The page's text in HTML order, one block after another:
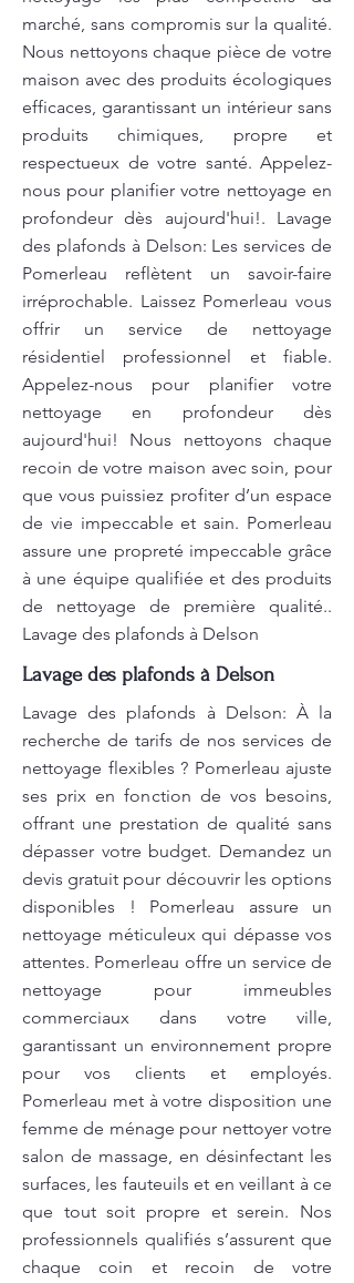
marché, sans compromis sur la qualité.
Nous nettoyons chaque pièce de votre
maison avec des produits écologiques
efficaces, garantissant un intérieur sans
produits chimiques, propre et
respectueux de votre santé. Appelez-
nous pour planifier votre nettoyage en
profondeur dès aujourd'hui!. Lavage
des plafonds à Delson: Les services de
Pomerleau reflètent un savoir-faire
irréprochable. Laissez Pomerleau vous
offrir un service de nettoyage
résidentiel professionnel et fiable.
Appelez-nous pour planifier votre
nettoyage en profondeur dès
aujourd'hui! Nous nettoyons chaque
recoin de votre maison avec soin, pour
que vous puissiez profiter d’un espace
de vie impeccable et sain. Pomerleau
assure une propreté impeccable grâce
à une équipe qualifiée et des produits
de nettoyage de première qualité..
Lavage des plafonds à Delson
Lavage des plafonds à Delson
Lavage des plafonds à Delson: À la
recherche de tarifs de nos services de
nettoyage flexibles ? Pomerleau ajuste
ses prix en fonction de vos besoins,
offrant une prestation de qualité sans
dépasser votre budget. Demandez un
devis gratuit pour découvrir les options
disponibles ! Pomerleau assure un
nettoyage méticuleux qui dépasse vos
attentes. Pomerleau offre un service de
nettoyage pour immeubles
commerciaux dans votre ville,
garantissant un environnement propre
pour vos clients et employés.
Pomerleau met à votre disposition une
femme de ménage pour nettoyer votre
salon de massage, en désinfectant les
surfaces, les fauteuils et en veillant à ce
que tout soit propre et serein. Nos
professionnels qualifiés s’assurent que
chaque coin et recoin de votre